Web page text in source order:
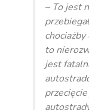
– To jest
to
jest